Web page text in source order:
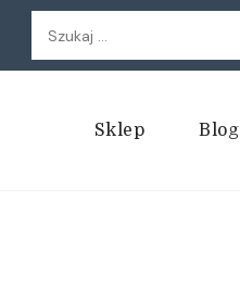
Szukaj:
Sklep Blog